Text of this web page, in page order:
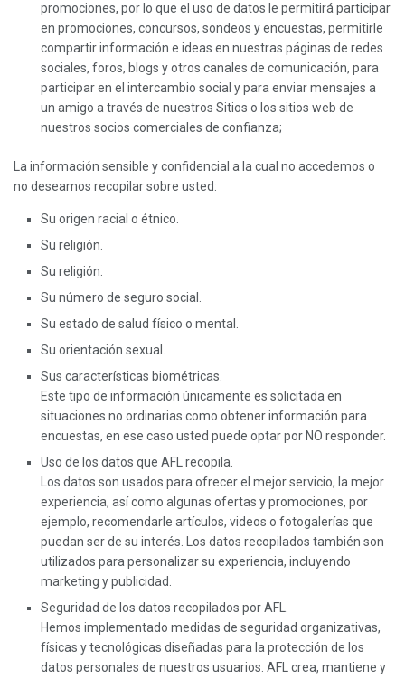
promociones, por lo que el uso de datos le permitirá participar
en promociones, concursos, sondeos y encuestas, permitirle
compartir información e ideas en nuestras páginas de redes
sociales, foros, blogs y otros canales de comunicación, para
participar en el intercambio social y para enviar mensajes a
un amigo a través de nuestros Sitios o los sitios web de
nuestros socios comerciales de confianza;
La información sensible y confidencial a la cual no accedemos o
no deseamos recopilar sobre usted:
Su origen racial o étnico.
Su religión.
Su religión.
Su número de seguro social.
Su estado de salud físico o mental.
Su orientación sexual.
Sus características biométricas.
Este tipo de información únicamente es solicitada en
situaciones no ordinarias como obtener información para
encuestas, en ese caso usted puede optar por NO responder.
Uso de los datos que AFL recopila.
Los datos son usados para ofrecer el mejor servicio, la mejor
experiencia, así como algunas ofertas y promociones, por
ejemplo, recomendarle artículos, videos o fotogalerías que
puedan ser de su interés. Los datos recopilados también son
utilizados para personalizar su experiencia, incluyendo
marketing y publicidad.
Seguridad de los datos recopilados por AFL.
Hemos implementado medidas de seguridad organizativas,
físicas y tecnológicas diseñadas para la protección de los
datos personales de nuestros usuarios. AFL crea, mantiene y